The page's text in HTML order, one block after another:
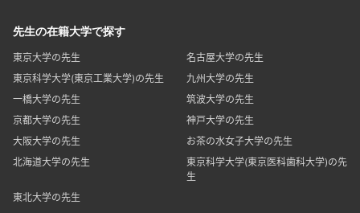
先生の在籍大学で探す
東京大学の先生
名古屋大学の先生
東京科学大学(東京工業大学)の先生
九州大学の先生
一橋大学の先生
筑波大学の先生
京都大学の先生
神戸大学の先生
大阪大学の先生
お茶の水女子大学の先生
北海道大学の先生
東京科学大学(東京医科歯科大学)の先
生
東北大学の先生